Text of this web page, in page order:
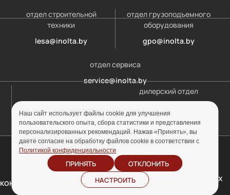
отдел строительной
техники
lesa@inolta.by
отдел грузоподъемного
оборудования
gpo@inolta.by
отдел сервиса
service@inolta.by
дилерский отдел
© ООО «Инолта» 2010-2026 г. УНП 691302759
Политика
конфиденциальности
Отзыв согласия на
обработку персональных
Наш сайт использует файлы cookie для улучшения
пользовательского опыта, сбора статистики и представления
персонализированных рекомендаций. Нажав «Принять», вы
даете согласие на обработку файлов cookie в соответствии с
Политикой конфиденциальности
ПРИНЯТЬ
ОТКЛОНИТЬ
НАСТРОИТЬ